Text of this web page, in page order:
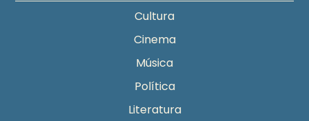
Cultura
Cinema
Música
Política
Literatura